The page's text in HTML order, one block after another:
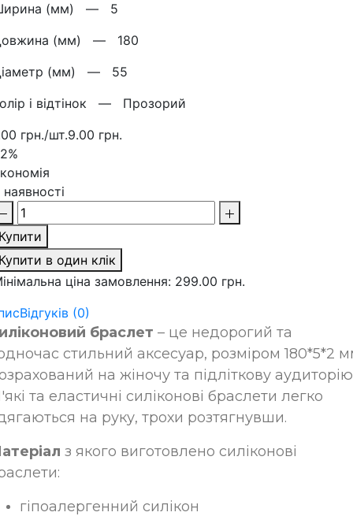
(мм) — 5
(мм) — 180
(мм) — 55
і відтінок — Прозорий
грн./шт.9.00 грн.
в один клік
ціна замовлення: 299.00 грн.
Відгуків (0)
браслет – це недорогий та
стильний аксесуар, розміром 180*5*2
на жіночу та підліткову аудиторію
та еластичні силіконові браслети легко
на руку, трохи розтягнувши.
з якого виготовлено силіконові
гіпоалергенний силікон